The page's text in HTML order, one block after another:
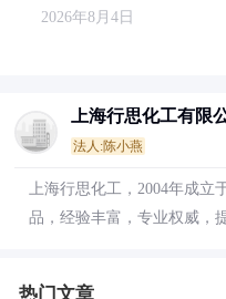
2026年8月4日
上海行思化工有限
法人:陈小燕
上海行思化工，2004年成立
品，经验丰富，专业权威，
热门文章